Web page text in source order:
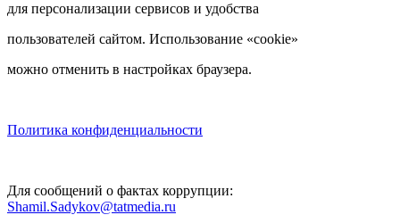
для персонализации сервисов и удобства
пользователей сайтом. Использование «cookie»
можно отменить в настройках браузера.
Политика конфиденциальности
Для сообщений о фактах коррупции:
Shamil.Sadykov@tatmedia.ru